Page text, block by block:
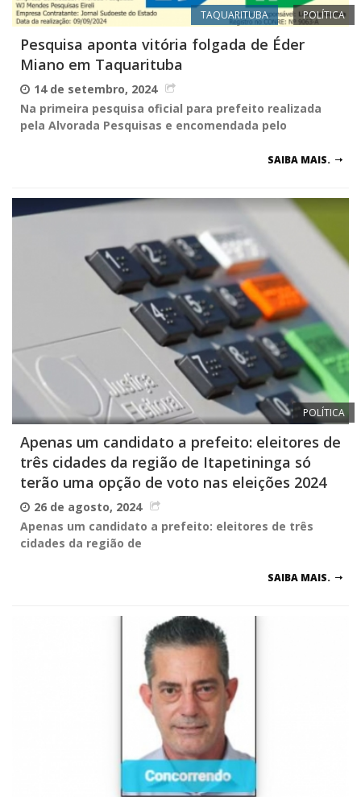
TAQUARITUBA POLÍTICA
Pesquisa aponta vitória folgada de Éder
Miano em Taquarituba
14 de setembro, 2024
Na primeira pesquisa oficial para prefeito realizada
pela Alvorada Pesquisas e encomendada pelo
SAIBA MAIS.
POLÍTICA
Apenas um candidato a prefeito: eleitores de
três cidades da região de Itapetininga só
terão uma opção de voto nas eleições 2024
26 de agosto, 2024
Apenas um candidato a prefeito: eleitores de três
cidades da região de
SAIBA MAIS.